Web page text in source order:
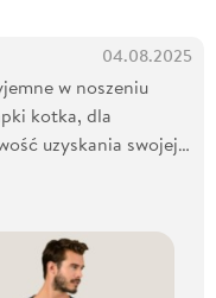
04.08.2025
w noszeniu
kotka, dla
uzyskania swojej…